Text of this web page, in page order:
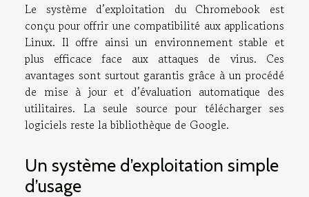
Le système d’exploitation du Chromebook est
conçu pour offrir une compatibilité aux applications
Linux. Il offre ainsi un environnement stable et
plus efficace face aux attaques de virus. Ces
avantages sont surtout garantis grâce à un procédé
de mise à jour et d’évaluation automatique des
utilitaires. La seule source pour télécharger ses
logiciels reste la bibliothèque de Google.
Un système d’exploitation simple
d’usage